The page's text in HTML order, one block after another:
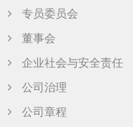
专员委员会
董事会
企业社会与安全责任
公司治理
公司章程